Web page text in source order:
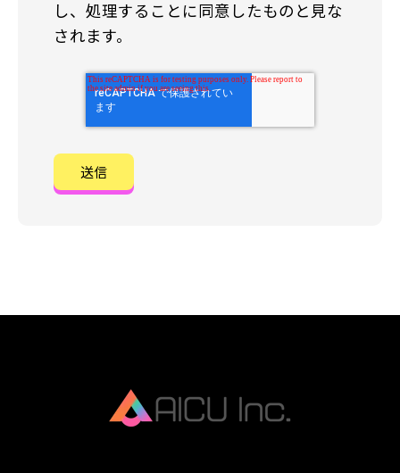
し、処理することに同意したものと見な
されます。